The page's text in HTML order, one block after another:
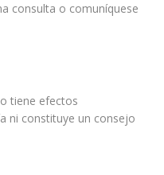
consulta o comuníquese
tiene efectos
ni constituye un consejo